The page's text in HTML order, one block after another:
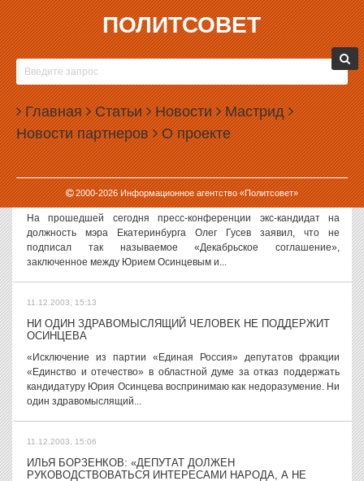
ПОЛИТСОВЕТ
Главная Статьи Новости Мастрид
Новости партнеров О проекте
2000-2026Информационное агентство «Политсовет»
11.12.2003, 15:21
ГУСЕВ НЕ ВОШЕЛ В КОМАНДУ ОСИНЦЕВА
На прошедшей сегодня пресс-конференции экс-кандидат на
должность мэра Екатеринбурга Олег Гусев заявил, что ему не
были предложены никакие должности в штабе или иных
структурах Юрия Осинцева. «Я по...
11.12.2003, 15:20
ГУСЕВ НЕ ПОДПИСЫВАЛ «ДЕКАБРЬСКОЕ СОГЛАШЕНИЕ»
На прошедшей сегодня пресс-конференции экс-кандидат на
должность мэра Екатеринбурга Олег Гусев заявил, что не
подписал так называемое «Декабрьское соглашение»,
заключенное между Юрием Осинцевым и...
11.12.2003, 15:13
НИ ОДИН ЗДРАВОМЫСЛЯЩИЙ ЧЕЛОВЕК НЕ ПОДДЕРЖИТ
ОСИНЦЕВА
«Исключение из партии «Единая Россия» депутатов фракции
«Единство и отечество» в областной думе за отказ поддержать
кандидатуру Юрия Осинцева воспринимаю как недоразумение. Ни
один здравомыслящий...
11.12.2003, 15:06
ИЛЬЯ БОРЗЕНКОВ: «ДЕПУТАТ ДОЛЖЕН
РУКОВОДСТВОВАТЬСЯ ИНТЕРЕСАМИ НАРОДА, А НЕ